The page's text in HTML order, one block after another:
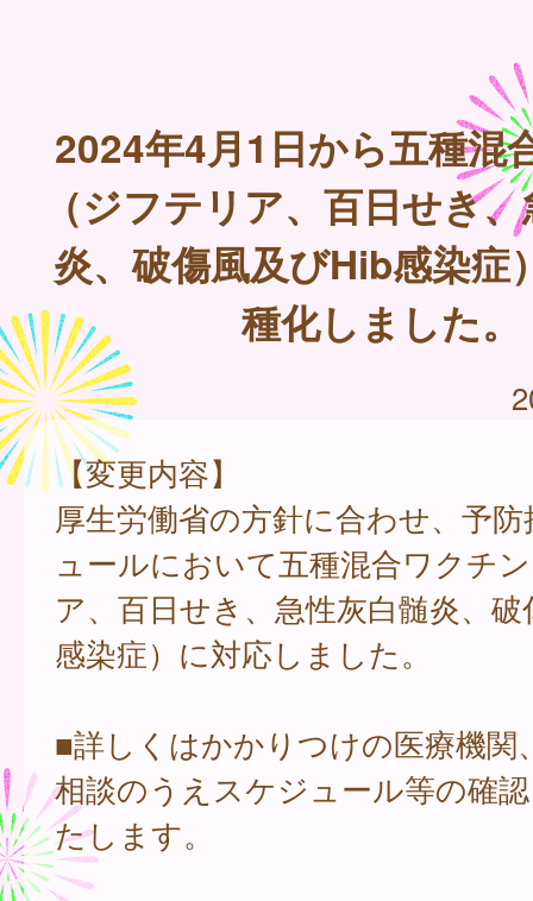
2024年4月1日から五種混
（ジフテリア、百日せき
炎、破傷風及びHib感染症
種化しました。
【変更内容】
厚生労働省の方針に合わせ、予
ュールにおいて五種混合ワクチ
ア、百日せき、急性灰白髄炎、
感染症）に対応しました。
■詳しくはかかりつけの医療機関
相談のうえスケジュール等の確
たします。